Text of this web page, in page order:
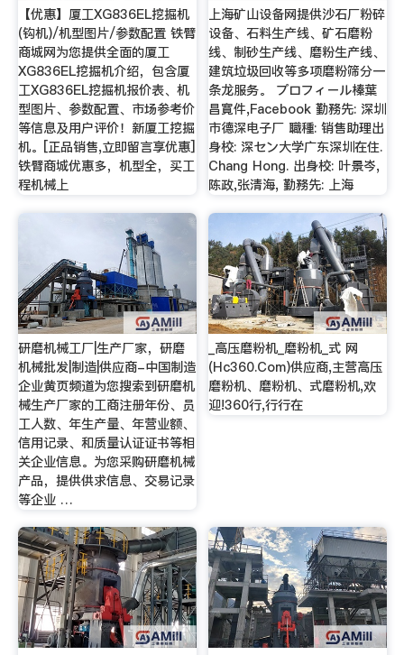
【优惠】厦工XG836EL挖掘机
(钩机)/机型图片/参数配置 铁臂
商城网为您提供全面的厦工
XG836EL挖掘机介绍，包含厦
工XG836EL挖掘机报价表、机
型图片、参数配置、市场参考价
等信息及用户评价！新厦工挖掘
机。[正品销售,立即留言享优惠]
铁臂商城优惠多，机型全，买工
程机械上
上海矿山设备网提供沙石厂粉碎
设备、石料生产线、矿石磨粉
线、制砂生产线、磨粉生产线、
建筑垃圾回收等多项磨粉筛分一
条龙服务。 プロフィール榛葉
昌寛件,Facebook 勤務先: 深圳
市德深电子厂 職種: 销售助理出
身校: 深セン大学广东深圳在住.
Chang Hong. 出身校: 叶景岑,
陈政,张清海, 勤務先: 上海
研磨机械工厂|生产厂家，研磨
机械批发|制造|供应商-中国制造
企业黄页频道为您搜索到研磨机
械生产厂家的工商注册年份、员
工人数、年生产量、年营业额、
信用记录、和质量认证证书等相
关企业信息。为您采购研磨机械
产品，提供供求信息、交易记录
等企业 …
_高压磨粉机_磨粉机_式 网
(Hc360.Com)供应商,主营高压
磨粉机、磨粉机、式磨粉机,欢
迎!360行,行行在